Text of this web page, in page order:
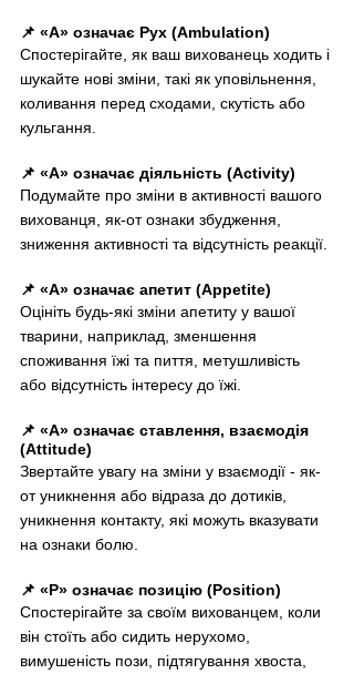
📌 «A» означає Рух (Ambulation)
Спостерігайте, як ваш вихованець ходить і
шукайте нові зміни, такі як уповільнення,
коливання перед сходами, скутість або
кульгання.
📌 «А» означає діяльність (Activity)
Подумайте про зміни в активності вашого
вихованця, як-от ознаки збудження,
зниження активності та відсутність реакції.
📌 «А» означає апетит (Appetite)
Оцініть будь-які зміни апетиту у вашої
тварини, наприклад, зменшення
споживання їжі та пиття, метушливість
або відсутність інтересу до їжі.
📌 «А» означає ставлення, взаємодія
(Attitude)
Звертайте увагу на зміни у взаємодії - як-
от уникнення або відраза до дотиків,
уникнення контакту, які можуть вказувати
на ознаки болю.
📌 «P» означає позицію (Position)
Спостерігайте за своїм вихованцем, коли
він стоїть або сидить нерухомо,
вимушеність пози, підтягування хвоста,